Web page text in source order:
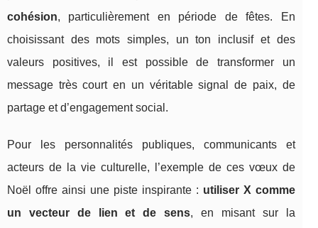
cohésion, particulièrement en période de fêtes. En
choisissant des mots simples, un ton inclusif et des
valeurs positives, il est possible de transformer un
message très court en un véritable signal de paix, de
partage et d’engagement social.
Pour les personnalités publiques, communicants et
acteurs de la vie culturelle, l’exemple de ces vœux de
Noël offre ainsi une piste inspirante : utiliser X comme
un vecteur de lien et de sens, en misant sur la